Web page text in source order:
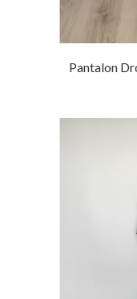
Pantalon